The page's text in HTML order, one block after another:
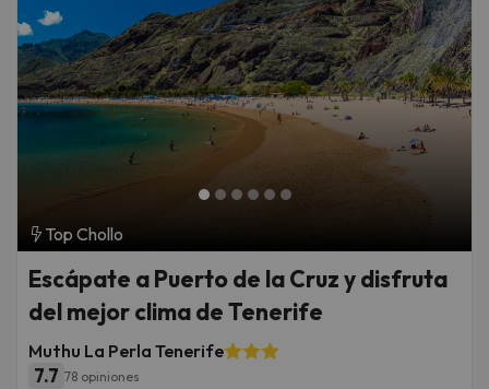
Top Chollo
Escápate a Puerto de la Cruz y disfruta
del mejor clima de Tenerife
Muthu La Perla Tenerife
7.7 78 opiniones